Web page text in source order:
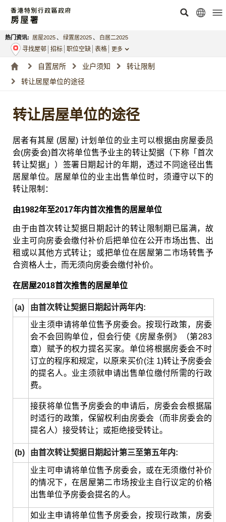
热门资讯: 居屋2025、 绿置居2025、 白居二2025
寻找屋邨 招标 职位空缺 表格 更多
自置居所 业户须知
转让限制
转让居屋单位的途径
转让居屋单位的途径
居者有其屋 (居屋) 计划单位的业主可以根据由房屋委员
会(房委会)首次将单位售予业主的转让契据（下称「首次
转让契据」）签署日期起计的年期，透过不同途径出售
居屋单位。居屋单位的业主出售单位时，须遵守以下的
转让限制：
由1982年至2017年内首次推售的居屋单位
由于由首次转让契据日期起计的转让限制期已届满，故
业主可向房委会缴付补价后把单位在公开市场出售、出
租或以其他方式转让；或把单位在居屋第二市场转售予
合资格人士，而无须向房委会缴付补价。
在居屋2018首次推售的居屋单位
(a)
由首次转让契据日期起计两年内:
业主须申请将单位售予房委会。按现行政策，房委
会不会回购单位，但会行使《房屋条例》（第283
章）赋予的权力提名买家。单位将根据房委会不时
订立的程序和规定，以原来买价(注 1)转让予房委会
的提名人。业主须就申请出售单位缴付所需的行政
费。
接获将单位售予房委会的申请后，房委会会根据届
时适行的政策，保留权利由房委会（而非房委会的
提名人）接受转让；或拒绝接受转让。
(b) 由首次转让契据日期起计第三至第五年内:
业主可申请将单位售予房委会，或在无须缴付补价
的情况下，在居屋第二市场按业主自行议定的价格
出售单位予房委会提名的人。
如业主申请将单位售予房委会，按现行政策，房委